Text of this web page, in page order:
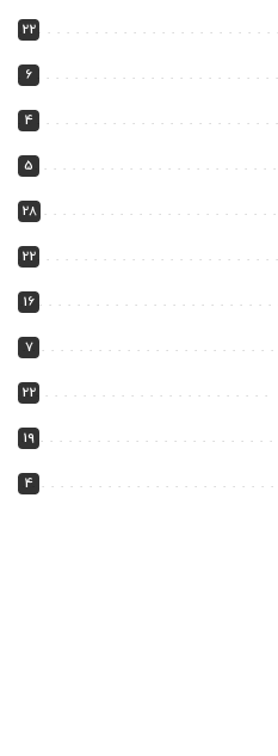
22
6
4
5
28
22
16
7
22
19
4